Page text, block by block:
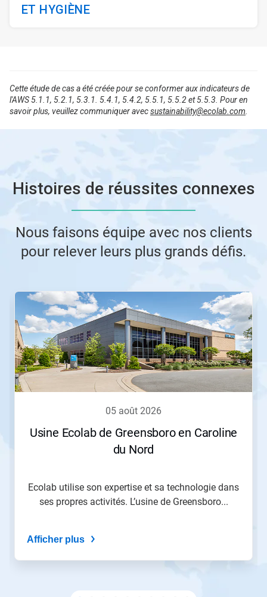
ET HYGIÈNE
Cette étude de cas a été créée pour se conformer aux indicateurs de
l'AWS 5.1.1, 5.2.1, 5.3.1. 5.4.1, 5.4.2, 5.5.1, 5.5.2 et 5.5.3. Pour en
savoir plus, veuillez communiquer avecsustainability@ecolab.com.
Histoires de réussites connexes
Nous faisons équipe avec nos clients
pour relever leurs plus grands défis​​​​​​​.
Ceci
carrousel.
Utilisez
les
boutons
Suivant
et
Précédent
sautez
navigation.
05 août 2026
Usine Ecolab de Greensboro en Caroline
du Nord
Ecolab utilise son expertise et sa technologie dans
ses propres activités. L’usine de Greensboro...
Afficher plus